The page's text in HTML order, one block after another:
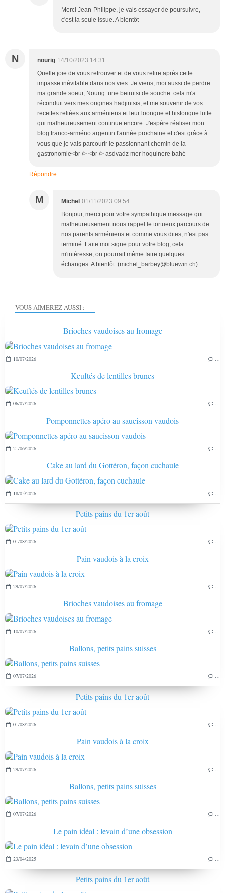
Merci Jean-Philippe, je vais essayer de poursuivre,
c'est la seule issue. A bientôt
N nourig 14/10/2023 14:31
Quelle joie de vous retrouver et de vous relire après cette
impasse inévitable dans nos vies. Je viens, moi aussi de perdre
ma grande soeur, Nourig. une beirutsi de souche. cela m'a
réconduit vers mes origines hadjintsis, et me souvenir de vos
recettes reliées aux arméniens et leur loongue et historique lutte
qui malheureusement continue encore. J'espère réaliser mon
blog franco-arméno argentin l'année prochaine et c'est grâce à
vous que je vais parcourir le passionnant chemin de la
gastronomie<br /> <br /> asdvadz mer hoquinere bahé
Répondre
M Michel 01/11/2023 09:54
Bonjour, merci pour votre sympathique message qui
malheureusement nous rappel le tortueux parcours de
nos parents arméniens et comme vous dites, n'est pas
terminé. Faite moi signe pour votre blog, cela
m'intéresse, on pourrait même faire quelques
échanges. A bientôt. (michel_barbey@bluewin.ch)
VOUS AIMEREZ AUSSI :
Brioches vaudoises au fromage
10/07/2026
Keuftés de lentilles brunes
06/07/2026
Pomponnettes apéro au saucisson vaudois
21/06/2026
Cake au lard du Gottéron, façon cuchaule
18/05/2026
Petits pains du 1er août
01/08/2026
Pain vaudois à la croix
29/07/2026
Brioches vaudoises au fromage
10/07/2026
Ballons, petits pains suisses
07/07/2026
Petits pains du 1er août
01/08/2026
Pain vaudois à la croix
29/07/2026
Ballons, petits pains suisses
07/07/2026
Le pain idéal : levain d’une obsession
23/04/2025
Petits pains du 1er août